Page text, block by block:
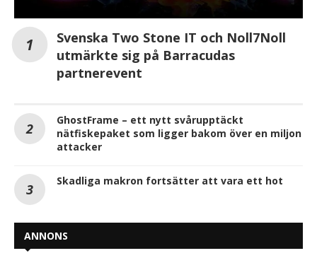
Svenska Two Stone IT och Noll7Noll
utmärkte sig på Barracudas
partnerevent
GhostFrame – ett nytt svårupptäckt
nätfiskepaket som ligger bakom över en miljon
attacker
Skadliga makron fortsätter att vara ett hot
ANNONS